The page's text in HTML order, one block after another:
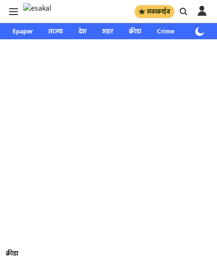
सबस्क्राईब
Epaper ताज्या देश शहर क्रीडा Crime साप्ताहिक
क्रीडा